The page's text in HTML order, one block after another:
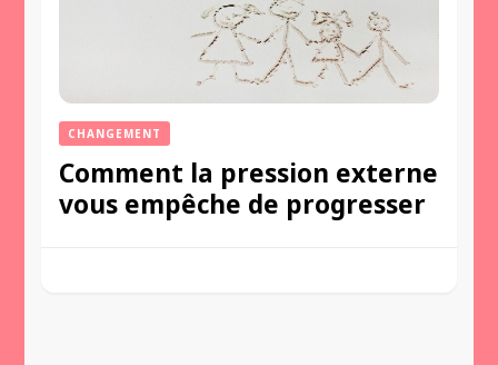
CHANGEMENT
Comment la pression externe
vous empêche de progresser